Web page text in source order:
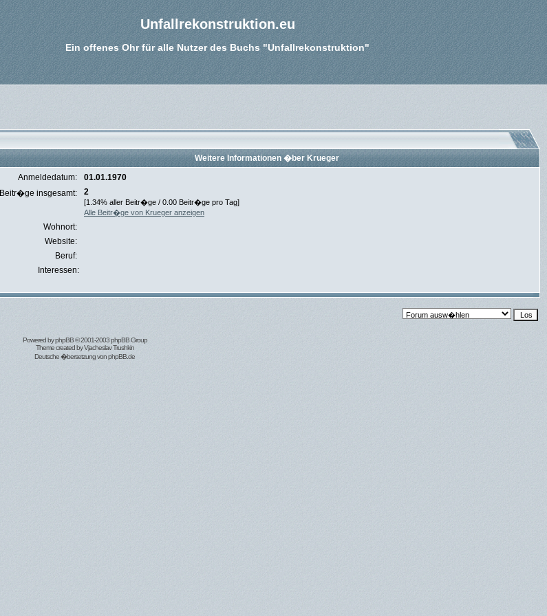
Unfallrekonstruktion.eu
Ein offenes Ohr für alle Nutzer des Buchs "Unfallrekonstruktion"
Weitere Informationen �ber Krueger
Anmeldedatum:
01.01.1970
Beitr�ge insgesamt:
2
[1.34% aller Beitr�ge / 0.00 Beitr�ge pro Tag]
Alle Beitr�ge von Krueger anzeigen
Wohnort:
Website:
Beruf:
Interessen:
Powered byphpBB© 2001-2003 phpBB Group
Theme created byVjacheslav Trushkin
Deutsche �bersetzung vonphpBB.de